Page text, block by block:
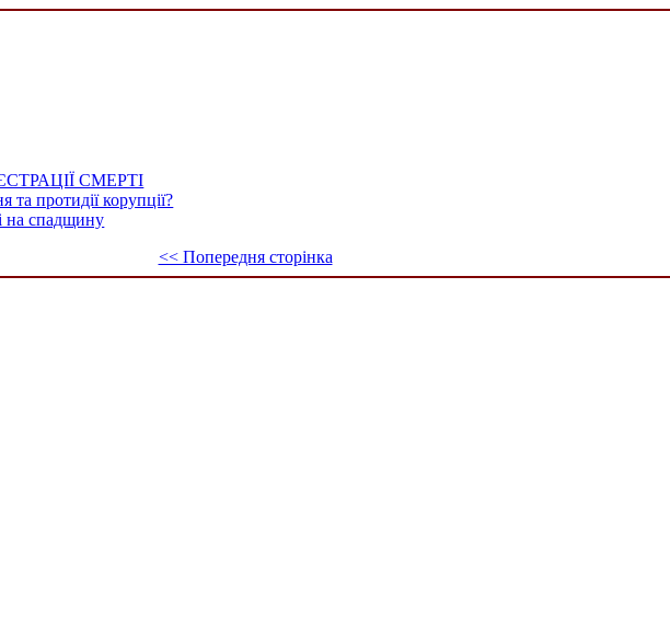
СМЕРТІ
та протидії корупції?
на спадщину
<< Попередня сторінка